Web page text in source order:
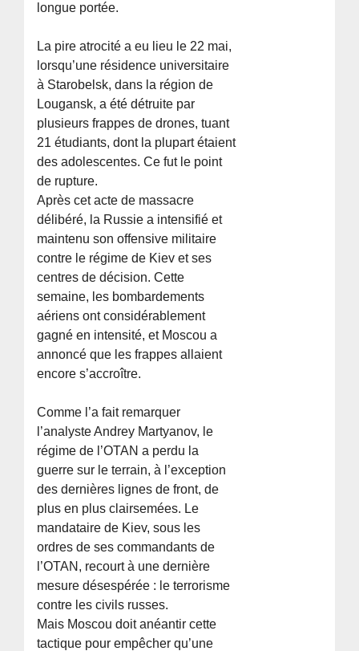
longue portée.
La pire atrocité a eu lieu le 22 mai,
lorsqu’une résidence universitaire
à Starobelsk, dans la région de
Lougansk, a été détruite par
plusieurs frappes de drones, tuant
21 étudiants, dont la plupart étaient
des adolescentes. Ce fut le point
de rupture.
Après cet acte de massacre
délibéré, la Russie a intensifié et
maintenu son offensive militaire
contre le régime de Kiev et ses
centres de décision. Cette
semaine, les bombardements
aériens ont considérablement
gagné en intensité, et Moscou a
annoncé que les frappes allaient
encore s’accroître.
Comme l’a fait remarquer
l’analyste Andrey Martyanov, le
régime de l’OTAN a perdu la
guerre sur le terrain, à l’exception
des dernières lignes de front, de
plus en plus clairsemées. Le
mandataire de Kiev, sous les
ordres de ses commandants de
l’OTAN, recourt à une dernière
mesure désespérée : le terrorisme
contre les civils russes.
Mais Moscou doit anéantir cette
tactique pour empêcher qu’une